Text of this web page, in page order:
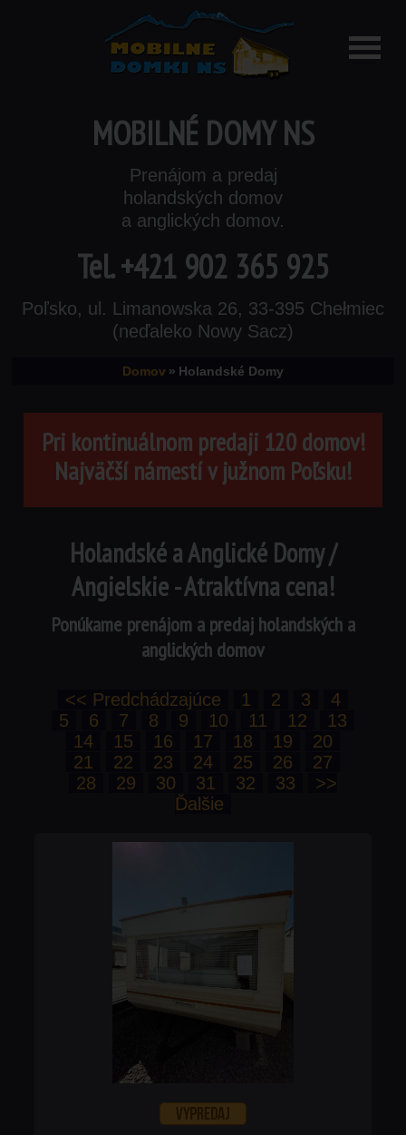
MOBILNÉ DOMY NS
Prenájom a predaj
holandských domov
a anglických domov.
Tel.+421 902 365 925
Poľsko, ul. Limanowska 26, 33-395 Chełmiec
(neďaleko Nowy Sacz)
Domov » Holandské Domy
Pri kontinuálnom predaji 120 domov!
Najväčší námestí v južnom Poľsku!
Holandské a Anglické Domy /
Angielskie - Atraktívna cena!
Ponúkame prenájom a predaj holandských a
anglických domov
<< Predchádzajúce 1 2 3
4
5
6 7 8 9 10 11 12
13
14
15 16 17 18 19
20
21
22 23 24 25 26
27
28
29 30 31 32 33
>>
Ďalšie